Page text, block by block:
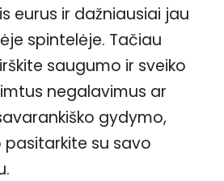
eurus ir dažniausiai jau
spintelėje. Tačiau
saugumo ir sveiko
negalavimus ar
gydymo,
su savo